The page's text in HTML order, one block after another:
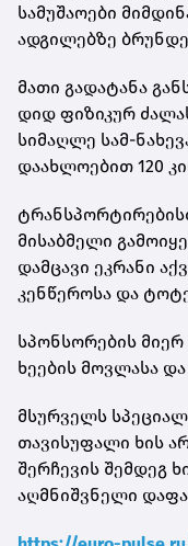
სამუშაოები
ადგილებზე
მათი გადატანა
დიდ ფიზიკურ
სიმაღლე სამ-
დაახლოებით 120
მისაბმელი
დამცავი ეკრანი
კენწეროსა და
სპონსორების
ხეების მოვლასა
მსურველს
თავისუფალი ხის
შერჩევის შემდეგ
აღმნიშვნელი